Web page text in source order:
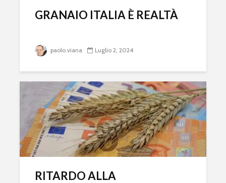
GRANAIO ITALIA È REALTÀ
paolo.viana Luglio 2, 2024
RITARDO ALLA